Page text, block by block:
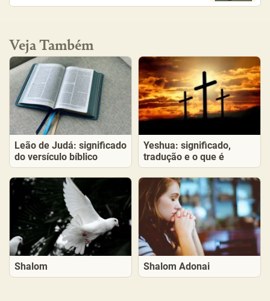
Veja Também
Leão de Judá: significado
do versículo bíblico
Yeshua: significado,
tradução e o que é
Shalom Shalom Adonai